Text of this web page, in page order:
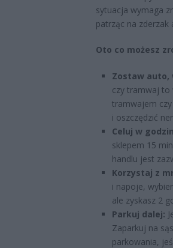
sytuacja wymaga
patrząc na zderzak
Oto co możesz
Zostaw auto,
czy tramwaj to
tramwajem
i oszczędzić
Celuj w
sklepem 15
handlu jest
Korzystaj z
i napoje,
ale zyskasz 2
Parkuj dalej:
Zaparkuj na
parkowania,